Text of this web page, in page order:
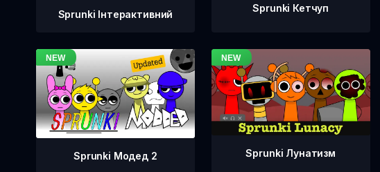
Sprunki Інтерактивний
Sprunki Кетчуп
Sprunki Модед 2 Sprunki Лунатизм